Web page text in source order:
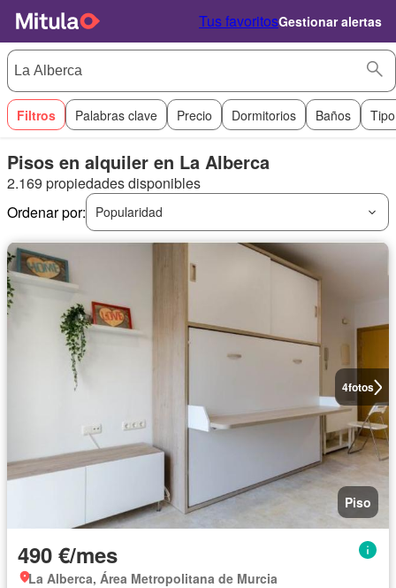
Tus favoritosGestionar alertas
Filtros Palabras clave Precio Dormitorios Baños
Pisos en alquiler en La Alberca
2.169 propiedades disponibles
Ordenar por:
Popularidad
4fotos
Piso
490 €/mes
La Alberca, Área Metropolitana de Murcia